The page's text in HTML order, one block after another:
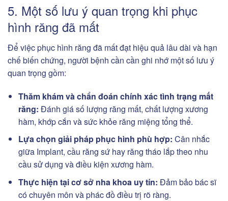
5. Một số lưu ý quan trọng khi phục
hình răng đã mất
Để việc phục hình răng đã mất đạt hiệu quả lâu dài và hạn
chế biến chứng, người bệnh cần cần ghi nhớ một số lưu ý
quan trọng gồm:
Thăm khám và chẩn đoán chính xác tình trạng mất
răng: Đánh giá số lượng răng mất, chất lượng xương
hàm, khớp cắn và sức khỏe răng miệng tổng thể.
Lựa chọn giải pháp phục hình phù hợp: Cân nhắc
giữa Implant, cầu răng sứ hay răng tháo lắp theo nhu
cầu sử dụng và điều kiện xương hàm.
Thực hiện tại cơ sở nha khoa uy tín: Đảm bảo bác sĩ
có chuyên môn và phác đồ điều trị rõ ràng.